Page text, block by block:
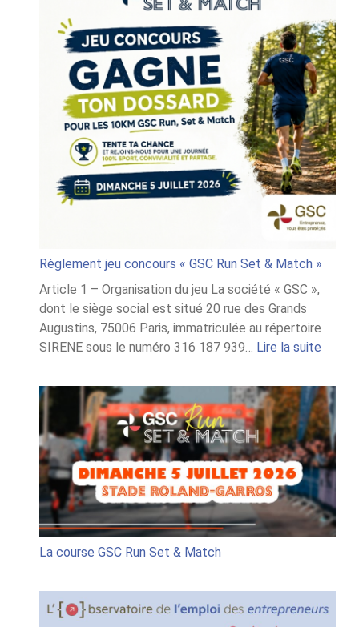
Règlement jeu concours « GSC Run Set & Match »
Article 1 – Organisation du jeu La société « GSC »,
dont le siège social est situé 20 rue des Grands
Augustins, 75006 Paris, immatriculée au répertoire
SIRENE sous le numéro 316 187 939… Lire la suite:
jeu
« GSC
Run
Set
&
Match
La course GSC Run Set & Match